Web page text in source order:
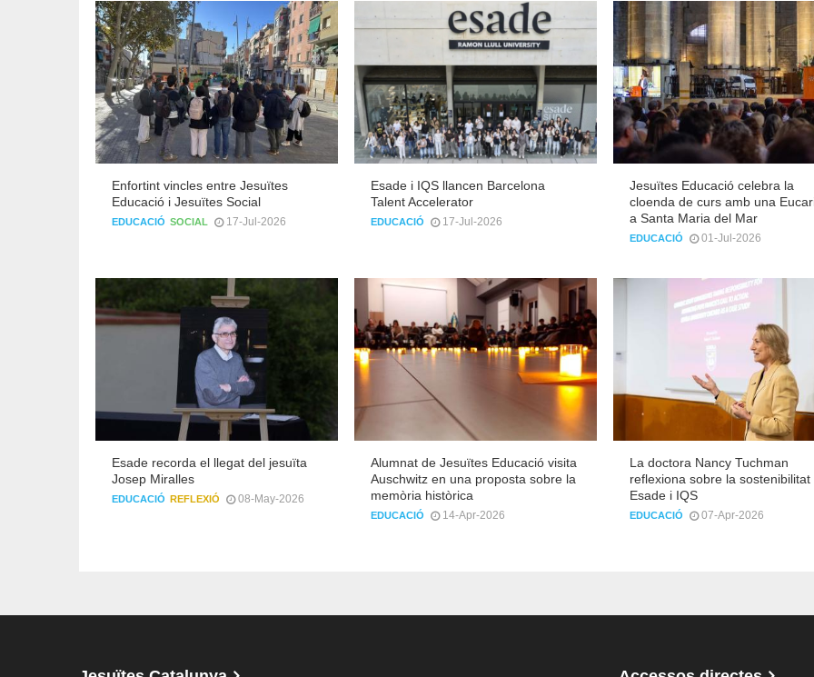
Enfortint vincles entre Jesuïtes
Educació i Jesuïtes Social
EDUCACIÓ SOCIAL 17-Jul-2026
Esade i IQS llancen Barcelona
Talent Accelerator
EDUCACIÓ 17-Jul-2026
Jesuïtes Educació celebra la
cloenda de curs amb una
a Santa Maria del Mar
EDUCACIÓ 01-Jul-2026
Esade recorda el llegat del jesuïta
Josep Miralles
EDUCACIÓ REFLEXIÓ 08-May-2026
Alumnat de Jesuïtes Educació visita
Auschwitz en una proposta sobre la
memòria històrica
EDUCACIÓ 14-Apr-2026
La doctora Nancy Tuchman
reflexiona sobre la sostenibilitat
Esade i IQS
EDUCACIÓ 07-Apr-2026